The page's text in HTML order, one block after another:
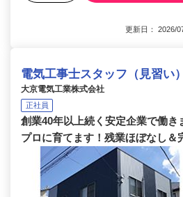
更新日： 2026/
電気工事士スタッフ（見習い）
大京電気工業株式会社
正社員
創業40年以上続く安定企業で働き
プロに育てます！残業ほぼなし＆